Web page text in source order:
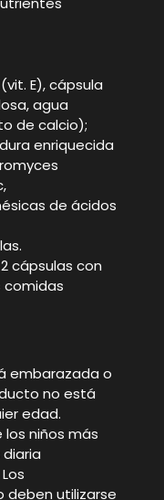
E), cápsula
agua
de calcio);
enriquecida
de ácidos
cápsulas con
comidas
embarazada o
no está
edad.
niños más
diaria
deben utilizarse